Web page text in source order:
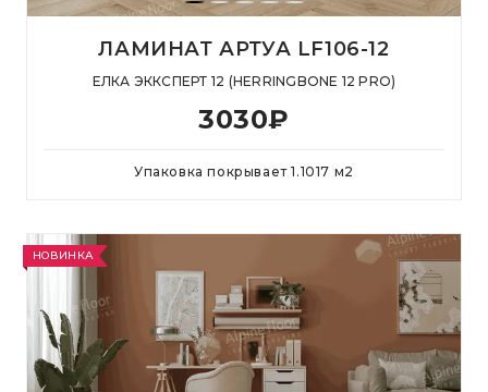
ЛАМИНАТ АРТУА LF106-12
ЕЛКА ЭККСПЕРТ 12 (HERRINGBONE 12 PRO)
3030₽
Упаковка покрывает1.1017 м2
НОВИНКА